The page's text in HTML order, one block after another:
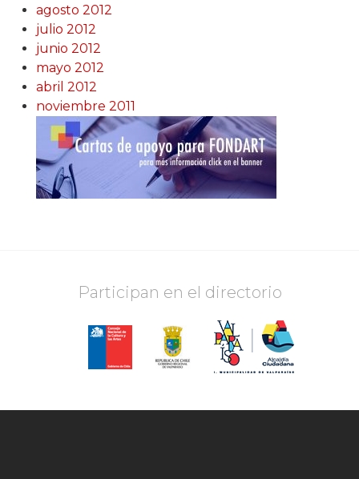
agosto 2012
julio 2012
junio 2012
mayo 2012
abril 2012
noviembre 2011
Participan en el directorio